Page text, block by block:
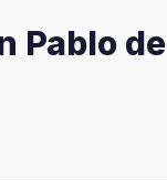
Pablo de